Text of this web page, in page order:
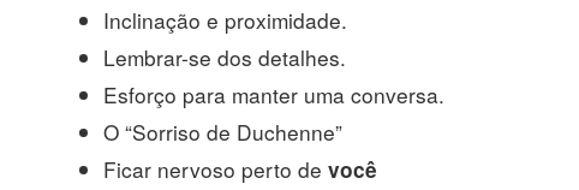
Inclinação e proximidade.
Lembrar-se dos detalhes.
Esforço para manter uma conversa.
O “Sorriso de Duchenne”
Ficar nervoso perto de você